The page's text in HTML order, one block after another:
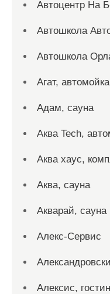
Автоцентр На
Автошкола
Автошкола
Агат, автомойка
Адам, сауна
Аква Tech,
Аква хаус,
Аква, сауна
Акварай, сауна
Алекс-Сервис
Алексис,